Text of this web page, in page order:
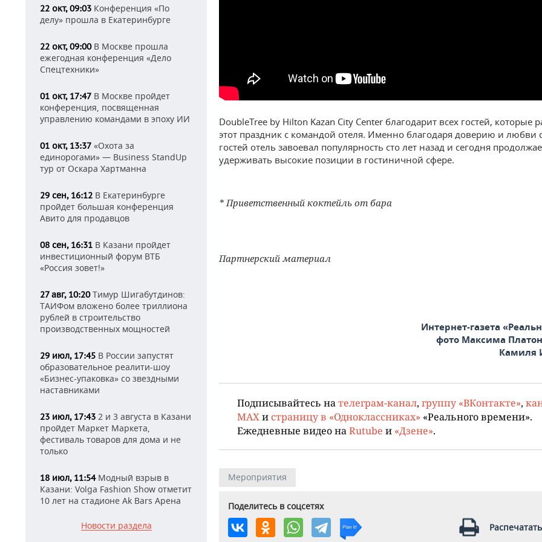
22 окт, 09:03 Конференция «По
делу» прошла в Екатеринбурге
22 окт, 09:00В Москве прошла
ежегодная конференция «Дело
Спецтехники»
01 окт, 17:47 В Москве пройдет
конференция, посвященная
управлению командами в эпоху ИИ
01 окт, 13:37 «Охота за
единорогами» — Business StandUp
тур от Оскара Хартманна
29 сен, 16:12 В Екатеринбурге
пройдет большая конференция
Авито для продавцов
08 сен, 16:31 В Казани пройдет
инвестиционный форум ВТБ
«Россия зовет!»
27 авг, 10:20Тимур Шигабутдинов:
ТАИФом вложено более триллиона
рублей в строительство
производственных мощностей
29 июл, 17:45 В России запустят
образовательное реалити-шоу
«Бизнес-упаковка» со звездными
наставниками
23 июл, 17:43 2 и 3 августа в Казани
пройдет Маркет Маркета,
фестиваль товаров для дома и не
только
18 июл, 11:54Модный взрыв в
Казани: Volga Fashion Show отметит
10 лет на стадионе Ak Bars Арена
Новости раздела
DoubleTree by Hilton Kazan City Center благодарит всех гостей, которые
этот праздник с командой отеля. Именно благодаря доверию и любви
гостей отель завоевал популярность сто лет назад и сегодня
удерживать высокие позиции в гостиничной сфере.
*Приветственный коктейль от бара
Партнерский материал
Интернет-газета
фото Максима
Камиля
Подписывайтесь на телеграм-канал, группу «ВКонтакте»,
MAX и страницу в «Одноклассниках» «Реального времени».
Ежедневные видео на Rutube и «Дзене».
Мероприятия
Поделитесь в соцсетях